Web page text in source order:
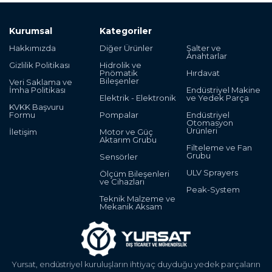
00 without mechanical kit for digital
marking) 1 standard Pos. 100: Statistical
goods no.: 90328100 / country of origin: DE
Yursat, endüstriyel kuruluşların ihtiyaç duyduğu yedek parçaların
Kurumsal
Hakkımızda
Gizlilik Politikası
Veri Saklama ve
İmha Politikası
KVKK Başvuru
Formu
İletişim
Kategoriler
Diğer Ürünler
Hidrolik ve
Pnömatik
Bileşenler
Elektrik - Elektronik
Pompalar
Motor ve Güç
Aktarım Grubu
Sensörler
Ölçüm Bileşenleri
ve Cihazları
Teknik Malzeme ve
Mekanik Aksam
Şalter ve
Anahtarlar
Hırdavat
Endüstriyel Makine
ve Yedek Parça
Endüstriyel
Otomasyon
Ürünleri
Filteleme ve Fan
Grubu
ULV Sprayers
Peak-System